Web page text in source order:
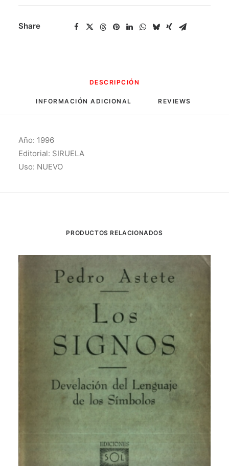
Share
DESCRIPCIÓN
INFORMACIÓN ADICIONAL REVIEWS
Año: 1996
Editorial: SIRUELA
Uso: NUEVO
PRODUCTOS RELACIONADOS